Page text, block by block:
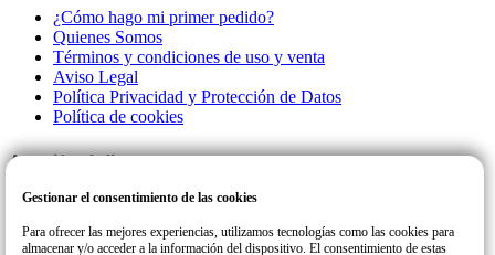
¿Cómo hago mi primer pedido?
Quienes Somos
Términos y condiciones de uso y venta
Aviso Legal
Política Privacidad y Protección de Datos
Política de cookies
Atención al cliente
Llamanos a este número de teléfono para cualquier consulta o incidencia
Gestionar el consentimiento de las cookies
Para ofrecer las mejores experiencias, utilizamos tecnologías como las cookies para
almacenar y/o acceder a la información del dispositivo. El consentimiento de estas